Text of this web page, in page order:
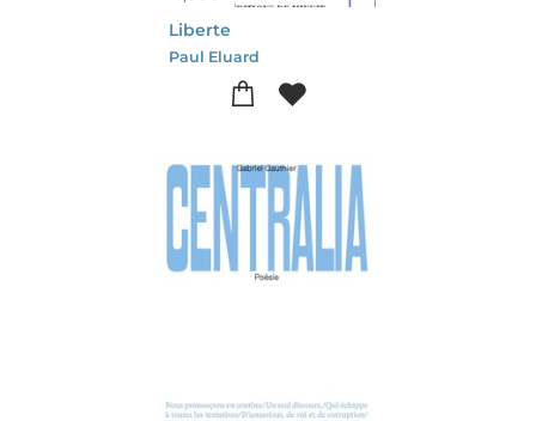
Liberte
Paul Eluard